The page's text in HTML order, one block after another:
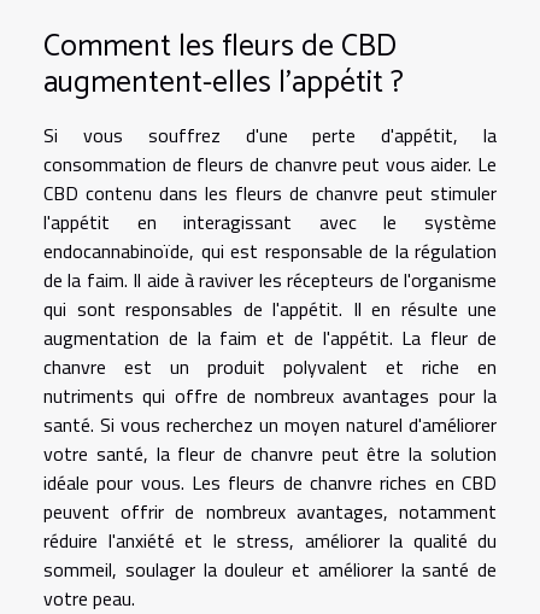
Comment les fleurs de CBD
augmentent-elles l'appétit ?
Si vous souffrez d'une perte d'appétit, la
consommation de fleurs de chanvre peut vous aider. Le
CBD contenu dans les fleurs de chanvre peut stimuler
l'appétit en interagissant avec le système
endocannabinoïde, qui est responsable de la régulation
de la faim. Il aide à raviver les récepteurs de l'organisme
qui sont responsables de l'appétit. Il en résulte une
augmentation de la faim et de l'appétit. La fleur de
chanvre est un produit polyvalent et riche en
nutriments qui offre de nombreux avantages pour la
santé. Si vous recherchez un moyen naturel d'améliorer
votre santé, la fleur de chanvre peut être la solution
idéale pour vous. Les fleurs de chanvre riches en CBD
peuvent offrir de nombreux avantages, notamment
réduire l'anxiété et le stress, améliorer la qualité du
sommeil, soulager la douleur et améliorer la santé de
votre peau.